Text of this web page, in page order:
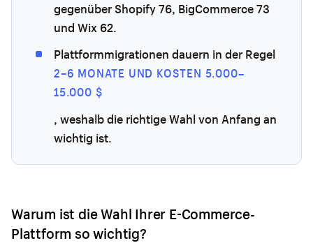
gegenüber Shopify 76, BigCommerce 73
und Wix 62.
Plattformmigrationen dauern in der Regel
2–6 MONATE UND KOSTEN 5.000–
15.000 $
, weshalb die richtige Wahl von Anfang an
wichtig ist.
Warum ist die Wahl Ihrer E-Commerce-
Plattform so wichtig?